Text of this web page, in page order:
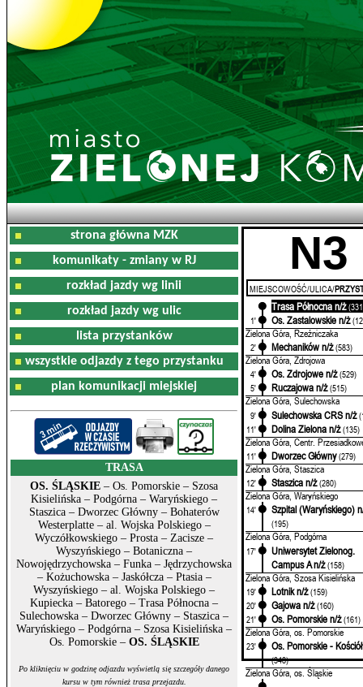
strona główna MZK
komunikaty - zmiany w RJ
rozkład jazdy wg linii
rozkład jazdy wg ulic
lista przystanków
wszystkie odjazdy z tego przystanku
plan komunikacji miejskiej
TRASA
OS. ŚLĄSKIE – Os. Pomorskie – Szosa
Kisielińska – Podgórna – Waryńskiego –
Staszica – Dworzec Główny – Bohaterów
Westerplatte – al. Wojska Polskiego –
Wyczółkowskiego – Prosta – Zacisze –
Wyszyńskiego – Botaniczna –
Nowojędrzychowska – Funka – Jędrzychowska
– Kożuchowska – Jaskółcza – Ptasia –
Wyszyńskiego – al. Wojska Polskiego –
Kupiecka – Batorego – Trasa Północna –
Sulechowska – Dworzec Główny – Staszica –
Waryńskiego – Podgórna – Szosa Kisielińska –
Os. Pomorskie – OS. ŚLĄSKIE
Po kliknięciu w godzinę odjazdu wyświetlą się szczegóły danego
kursu w tym również trasa przejazdu.
N3
MIEJSCOWOŚĆ/ULICA/
Trasa Północna n/ż
1'
Os. Zastalowskie n/ż
Zielona Góra, Rzeźniczaka
2' Mechaników n/ż (583)
Zielona Góra, Zdrojowa
4' Os. Zdrojowe n/ż (529)
5'
Ruczajowa n/ż (515)
Zielona Góra, Sulechowska
9' Sulechowska CRS n/ż
11'
Dolina Zielona n/ż (135)
Zielona Góra, Centr.
11' Dworzec Główny (279)
Zielona Góra, Staszica
12' Staszica n/ż (280)
Zielona Góra, Waryńskiego
14' Szpital (Waryńskiego)
(195)
Zielona Góra, Podgórna
17'
Uniwersytet Zielonog.
Campus A n/ż (158)
Zielona Góra, Szosa Kisielińska
19' Lotnik n/ż (159)
20'
Gajowa n/ż (160)
21'
Os. Pomorskie n/ż (161)
Zielona Góra, os. Pomorskie
23' Os. Pomorskie -
(348)
Zielona Góra, os. Śląskie
Pozostałe rozkłady z